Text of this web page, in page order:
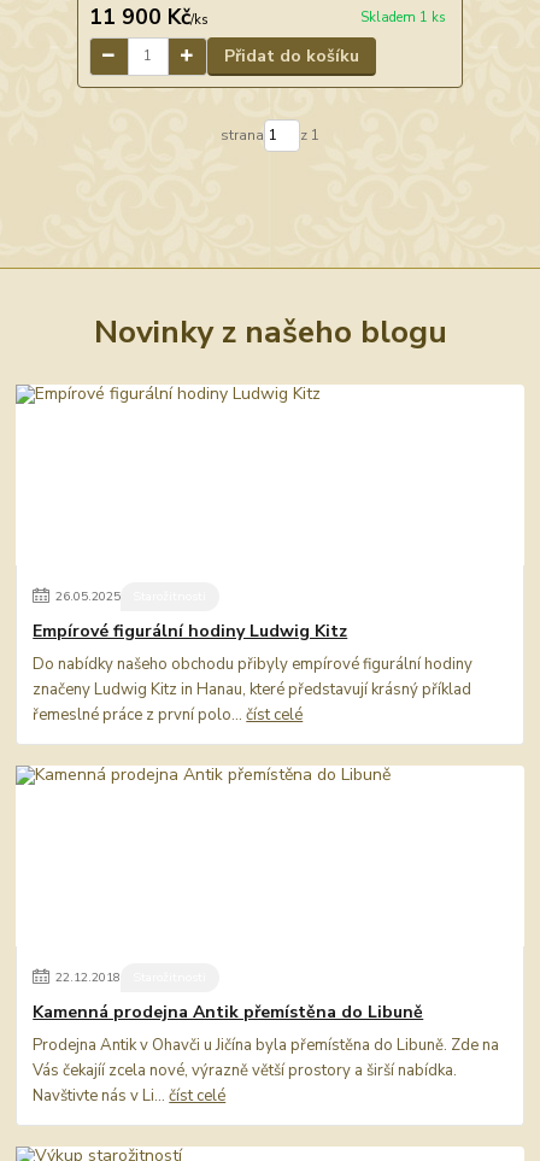
11 900 Kč/ks Skladem 1 ks
Přidat do košíku
strana z 1
Novinky z našeho blogu
26.05.2025
Empírové figurální hodiny Ludwig Kitz
Do nabídky našeho obchodu přibyly empírové figurální hodiny
značeny Ludwig Kitz in Hanau, které představují krásný příklad
řemeslné práce z první polo...číst celé
22.12.2018
Kamenná prodejna Antik přemístěna do Libuně
Prodejna Antik v Ohavči u Jičína byla přemístěna do Libuně. Zde na
Vás čekajíí zcela nové, výrazně větší prostory a širší nabídka.
Navštivte nás v Li...číst celé